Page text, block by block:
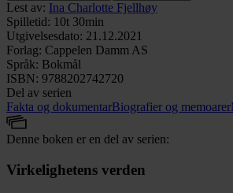
Lest av: Ina Charlotte Fjellhøy
Spilletid: 10t 30min
Utgivelsesdato: 21.12.2021
Forlag: Cappelen Damm AS
Språk: Bokmål
ISBN: 9788202742720
Del av serien
Fakta og dokumentarBiografier og memoarer
Denne boken er en del av serien:
Virkelighetens verden